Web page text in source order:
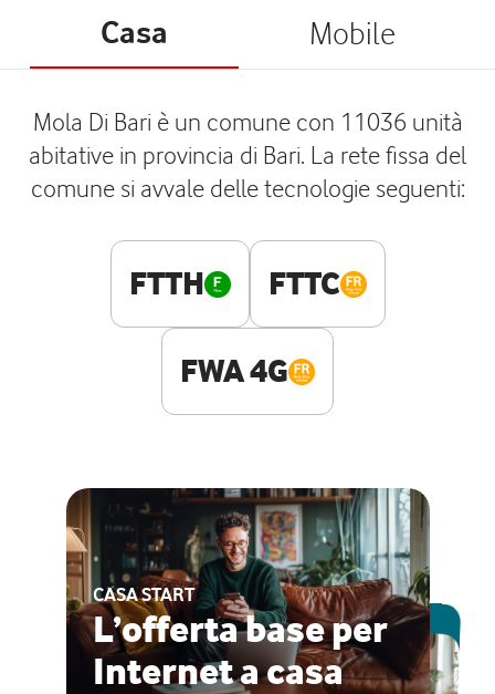
Casa Mobile
Mola Di Bari è un comune con 11036 unità
abitative in provincia di Bari. La rete fissa del
comune si avvale delle tecnologie seguenti:
FTTH FTTC
FWA 4G
CASA START
L’offerta base per
Internet a casa
ESCLUSIVA ONLINE